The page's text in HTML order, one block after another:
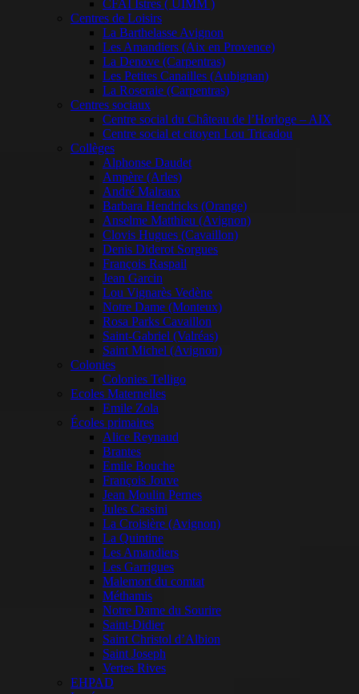
CFAI Istres ( UIMM )
Centres de Loisirs
La Barthelasse Avignon
Les Amandiers (Aix en Provence)
La Denove (Carpentras)
Les Petites Canailles (Aubignan)
La Roseraie (Carpentras)
Centres sociaux
Centre social du Château de l’Horloge – AIX
Centre social et citoyen Lou Tricadou
Collèges
Alphonse Daudet
Ampère (Arles)
André Malraux
Barbara Hendricks (Orange)
Anselme Matthieu (Avignon)
Clovis Hugues (Cavaillon)
Denis Diderot Sorgues
François Raspail
Jean Garcin
Lou Vignarès Vedène
Notre Dame (Monteux)
Rosa Parks Cavaillon
Saint-Gabriel (Valréas)
Saint Michel (Avignon)
Colonies
Colonies Telligo
Ecoles Maternelles
Emile Zola
Écoles primaires
Alice Reynaud
Brantes
Emile Bouche
François Jouve
Jean Moulin Pernes
Jules Cassini
La Croisière (Avignon)
La Quintine
Les Amandiers
Les Garrigues
Malemort du comtat
Méthamis
Notre Dame du Sourire
Saint-Didier
Saint Christol d’Albion
Saint Joseph
Vertes Rives
EHPAD